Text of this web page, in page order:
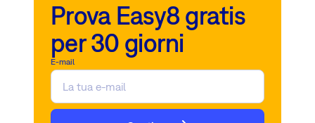
Prova Easy8 gratis
per 30 giorni
E-mail